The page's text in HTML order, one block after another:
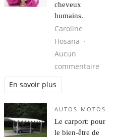
sur Obtenir votre Groove Back.
cheveux
humains.
Caroline
Hosana
Aucun
commentaire
En savoir plus
AUTOS MOTOS
Le carport: pour
le bien-être de